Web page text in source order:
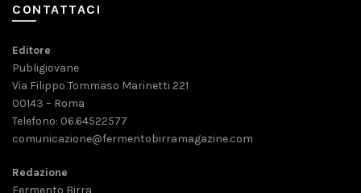
CONTATTACI
Editore
Publigiovane
Via Filippo Tommaso Marinetti 221
00143 – Roma
Telefono: 06.64522577
comunicazione@fermentobirramagazine.com
Redazione
Fermento Birra